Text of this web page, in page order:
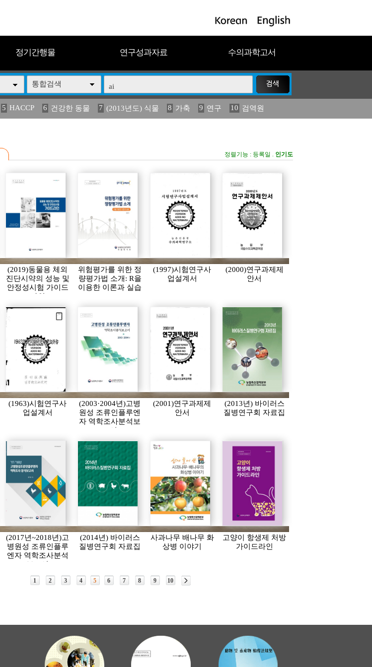
정기간행물 연구성과자료 수의과학고서
통합검색
5 HACCP 6 건강한 동물 7 (2013년도) 식물 8 가축 9 연구 10 검역원
(2013년도) 식 15 구제역 16 관리 17 연보 18 2023 19 농림수산
정렬기능 : 등록일 . 인기도
(2019)동물용 체외
진단시약의 성능 및
안정성시험 가이드
라인
위험평가를 위한 정
량평가법 소개: R을
이용한 이론과 실습
(1997)시험연구사
업설계서
(2000)연구과제제
안서
(1963)시험연구사
업설계서
(2003·2004년)고병
원성 조류인플루엔
자 역학조사분석보
고서
(2001)연구과제제
안서
(2013년) 바이러스
질병연구회 자료집
(2017년~2018년)고
병원성 조류인플루
엔자 역학조사분석
보고서
(2014년) 바이러스
질병연구회 자료집
사과나무 배나무 화
상병 이야기
고양이 항생제 처방
가이드라인
1 2 3 4 5 6 7 8 9 10